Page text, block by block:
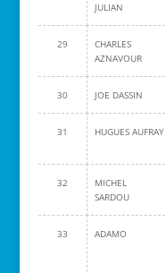
JULIAN
29
CHARLES
AZNAVOUR
30 JOE DASSIN
31 HUGUES AUFRAY
32
MICHEL
SARDOU
33 ADAMO